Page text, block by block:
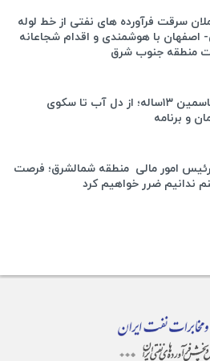
سرقت فرآورده های نفتی از خط لوله
اصفهان با هوشمندی و اقدام شجاعانه
منطقه جنوب شرق
راز موفقیت یاسمین ۱۳ساله؛ از دل آب تا سکوی
و برنامه
امور مالی منطقه شمالشرق؛ فرصت
ندانیم ضرر خواهیم کرد